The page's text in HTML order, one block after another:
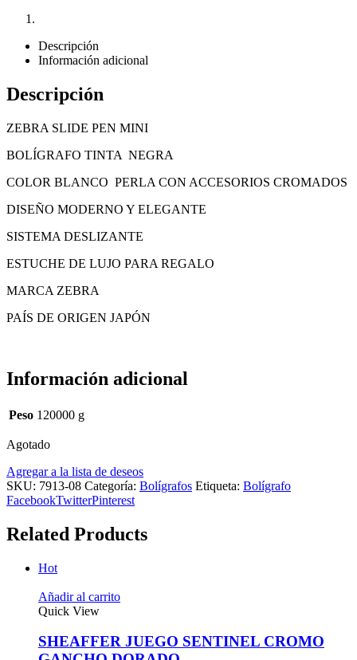
Descripción
Información adicional
Descripción
ZEBRA SLIDE PEN MINI
BOLÍGRAFO TINTA NEGRA
COLOR BLANCO PERLA CON ACCESORIOS CROMADOS
DISEÑO MODERNO Y ELEGANTE
SISTEMA DESLIZANTE
ESTUCHE DE LUJO PARA REGALO
MARCA ZEBRA
PAÍS DE ORIGEN JAPÓN
Información adicional
Peso 120000 g
Agotado
Agregar a la lista de deseos
SKU: 7913-08 Categoría: Bolígrafos Etiqueta: Bolígrafo
FacebookTwitterPinterest
Related Products
Hot
Añadir al carrito
Quick View
SHEAFFER JUEGO SENTINEL CROMO